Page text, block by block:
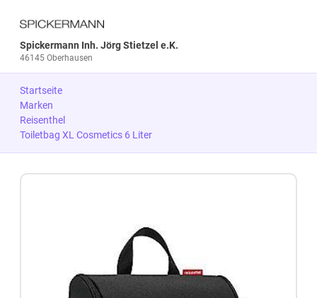
Spickermann Inh. Jörg Stietzel e.K.
46145 Oberhausen
Startseite
Marken
Reisenthel
Toiletbag XL Cosmetics 6 Liter